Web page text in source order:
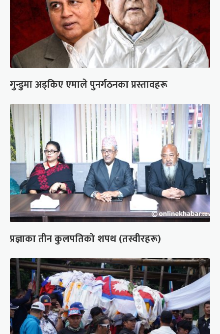
गुन्डुमा अड्किए एमाले पुनर्गठनका प्रस्तावहरू
प्रज्ञाका तीन कुलपतिको शपथ (तस्वीरहरू)